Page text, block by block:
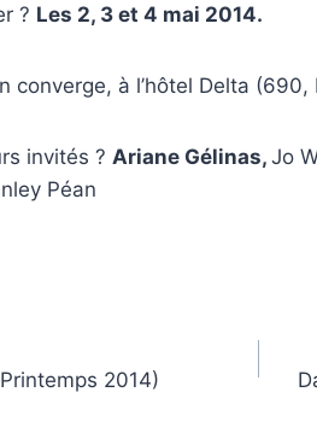
? Les 2, 3 et 4 mai 2014.
converge, à l’hôtel Delta
invités ? Ariane Gélinas, Jo
Péan
2014)